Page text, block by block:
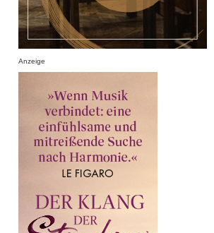
Anzeige